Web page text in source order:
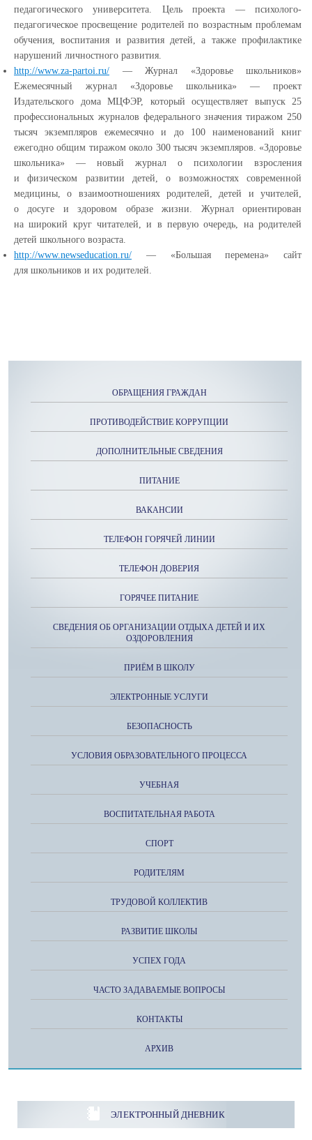
педагогического университета. Цель проекта — психолого-
педагогическое просвещение родителей по возрастным проблемам
обучения, воспитания и развития детей, а также профилактике
нарушений личностного развития.
http://www.za-partoi.ru/ — Журнал «Здоровьешкольников»
Ежемесячный журнал
«Здоровье школьника» — проект
Издательского дома МЦФЭР, который осуществляет выпуск 25
профессиональных журналов федерального значения тиражом 250
тысяч экземпляров ежемесячно и до 100 наименований книг
ежегодно общим тиражом около 300 тысяч экземпляров. «Здоровье
школьника» — новый журнал о психологии взросления
и физическом развитии детей, о возможностях современной
медицины, о взаимоотношениях родителей, детей и учителей,
о досуге и здоровом образе жизни. Журнал ориентирован
на широкий круг читателей, и в первую очередь, на родителей
детей школьного возраста.
http://www.newseducation.ru/ — «Большаяперемена» сайт
для школьников и их родителей.
ОБРАЩЕНИЯ ГРАЖДАН
ПРОТИВОДЕЙСТВИЕ КОРРУПЦИИ
ДОПОЛНИТЕЛЬНЫЕ СВЕДЕНИЯ
ПИТАНИЕ
ВАКАНСИИ
ТЕЛЕФОН ГОРЯЧЕЙ ЛИНИИ
ТЕЛЕФОН ДОВЕРИЯ
ГОРЯЧЕЕ ПИТАНИЕ
СВЕДЕНИЯ ОБ ОРГАНИЗАЦИИ ОТДЫХА ДЕТЕЙ И ИХ
ОЗДОРОВЛЕНИЯ
ПРИЁМ В ШКОЛУ
ЭЛЕКТРОННЫЕ УСЛУГИ
БЕЗОПАСНОСТЬ
УСЛОВИЯ ОБРАЗОВАТЕЛЬНОГО ПРОЦЕССА
УЧЕБНАЯ
ВОСПИТАТЕЛЬНАЯ РАБОТА
СПОРТ
РОДИТЕЛЯМ
ТРУДОВОЙ КОЛЛЕКТИВ
РАЗВИТИЕ ШКОЛЫ
УСПЕХ ГОДА
ЧАСТО ЗАДАВАЕМЫЕ ВОПРОСЫ
КОНТАКТЫ
АРХИВ
ЭЛЕКТРОННЫЙ ДНЕВНИК